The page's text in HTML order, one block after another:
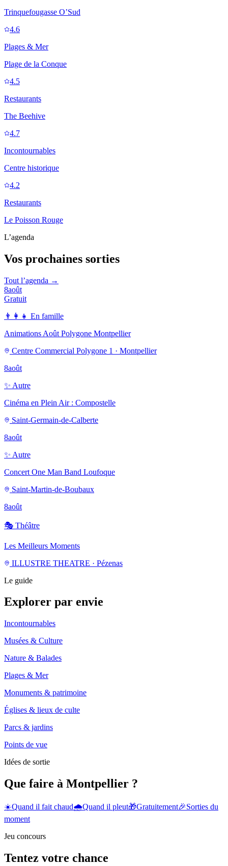
Trinquefougasse O’Sud
4.6
Plages & Mer
Plage de la Conque
4.5
Restaurants
The Beehive
4.7
Incontournables
Centre historique
4.2
Restaurants
Le Poisson Rouge
L’agenda
Vos prochaines sorties
Tout l’agenda →
8août
Gratuit
👨‍👩‍👧 En famille
Animations Août Polygone Montpellier
Centre Commercial Polygone 1 · Montpellier
8août
✨ Autre
Cinéma en Plein Air : Compostelle
Saint-Germain-de-Calberte
8août
✨ Autre
Concert One Man Band Loufoque
Saint-Martin-de-Boubaux
8août
🎭 Théâtre
Les Meilleurs Moments
ILLUSTRE THEATRE · Pézenas
Le guide
Explorer par envie
Incontournables
Musées & Culture
Nature & Balades
Plages & Mer
Monuments & patrimoine
Églises & lieux de culte
Parcs & jardins
Points de vue
Idées de sortie
Que faire à Montpellier ?
☀️Quand il fait chaud🌧️Quand il pleut🎁Gratuitement🎉Sorties du
moment
Jeu concours
Tentez votre chance